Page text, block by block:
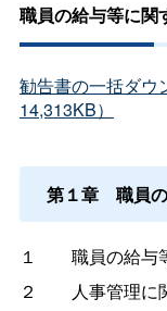
職員の給与等に関
勧告書の一括ダウ
14,313KB）
第１章 職員
１
職員の給与
２
人事管理に